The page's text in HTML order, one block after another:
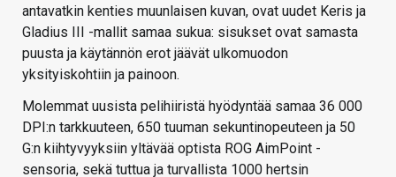
antavatkin kenties muunlaisen kuvan, ovat uudet Keris ja
Gladius III -mallit samaa sukua: sisukset ovat samasta
puusta ja käytännön erot jäävät ulkomuodon
yksityiskohtiin ja painoon.
Molemmat uusista pelihiiristä hyödyntää samaa 36 000
DPI:n tarkkuuteen, 650 tuuman sekuntinopeuteen ja 50
G:n kiihtyvyyksiin yltävää optista ROG AimPoint -
sensoria, sekä tuttua ja turvallista 1000 hertsin